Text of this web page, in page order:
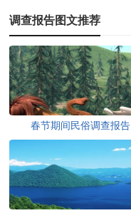
调查报告图文推荐
春节期间民俗调查报告